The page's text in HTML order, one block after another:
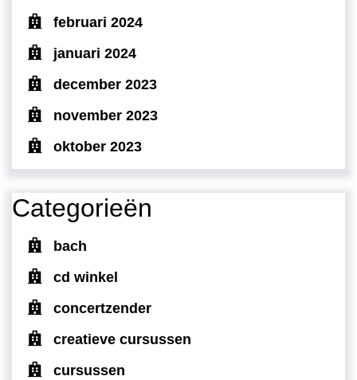
februari 2024
januari 2024
december 2023
november 2023
oktober 2023
Categorieën
bach
cd winkel
concertzender
creatieve cursussen
cursussen